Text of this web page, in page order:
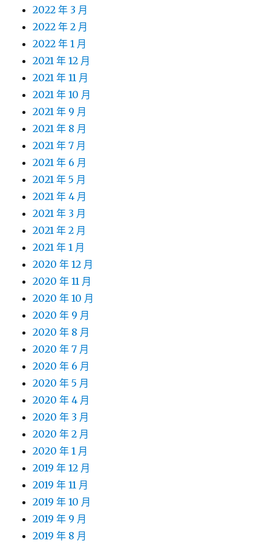
2022 年 3 月
2022 年 2 月
2022 年 1 月
2021 年 12 月
2021 年 11 月
2021 年 10 月
2021 年 9 月
2021 年 8 月
2021 年 7 月
2021 年 6 月
2021 年 5 月
2021 年 4 月
2021 年 3 月
2021 年 2 月
2021 年 1 月
2020 年 12 月
2020 年 11 月
2020 年 10 月
2020 年 9 月
2020 年 8 月
2020 年 7 月
2020 年 6 月
2020 年 5 月
2020 年 4 月
2020 年 3 月
2020 年 2 月
2020 年 1 月
2019 年 12 月
2019 年 11 月
2019 年 10 月
2019 年 9 月
2019 年 8 月